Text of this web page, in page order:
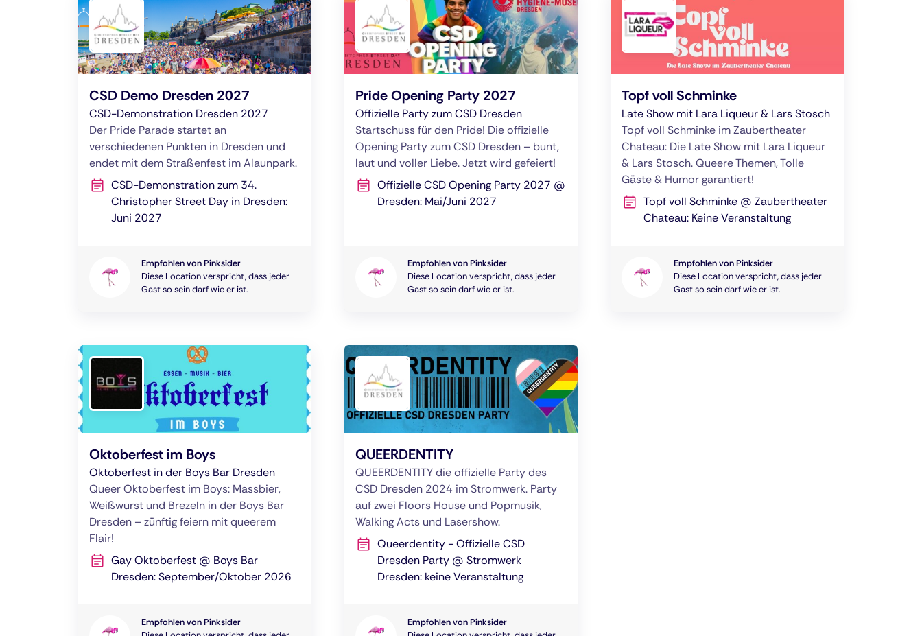
CSD Demo Dresden 2027
CSD-Demonstration Dresden 2027
Der Pride Parade startet an
verschiedenen Punkten in Dresden und
endet mit dem Straßenfest im Alaunpark.
CSD-Demonstration zum 34.
Christopher Street Day in Dresden:
Juni 2027
Empfohlen von Pinksider
Diese Location verspricht, dass jeder
Gast so sein darf wie er ist.
Pride Opening Party 2027
Offizielle Party zum CSD Dresden
Startschuss für den Pride! Die offizielle
Opening Party zum CSD Dresden – bunt,
laut und voller Liebe. Jetzt wird gefeiert!
Offizielle CSD Opening Party 2027 @
Dresden: Mai/Juni 2027
Empfohlen von Pinksider
Diese Location verspricht, dass jeder
Gast so sein darf wie er ist.
Topf voll Schminke
Late Show mit Lara Liqueur & Lars Stosch
Topf voll Schminke im Zaubertheater
Chateau: Die Late Show mit Lara Liqueur
& Lars Stosch. Queere Themen, Tolle
Gäste & Humor garantiert!
Topf voll Schminke @ Zaubertheater
Chateau: Keine Veranstaltung
Empfohlen von Pinksider
Diese Location verspricht, dass jeder
Gast so sein darf wie er ist.
Oktoberfest im Boys
Oktoberfest in der Boys Bar Dresden
Queer Oktoberfest im Boys: Massbier,
Weißwurst und Brezeln in der Boys Bar
Dresden – zünftig feiern mit queerem
Flair!
Gay Oktoberfest @ Boys Bar
Dresden: September/Oktober 2026
Empfohlen von Pinksider
QUEERDENTITY
QUEERDENTITY die offizielle Party des
CSD Dresden 2024 im Stromwerk. Party
auf zwei Floors House und Popmusik,
Walking Acts und Lasershow.
Queerdentity - Offizielle CSD
Dresden Party @ Stromwerk
Dresden: keine Veranstaltung
Empfohlen von Pinksider